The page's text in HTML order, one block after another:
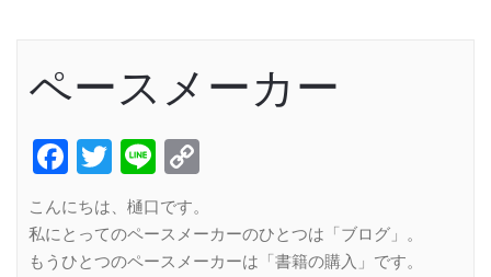
ペースメーカー
Facebook
Twitter
Line
こんにちは、樋口です。
私にとってのペースメーカーのひとつは「ブログ」。
もうひとつのペースメーカーは「書籍の購入」です。